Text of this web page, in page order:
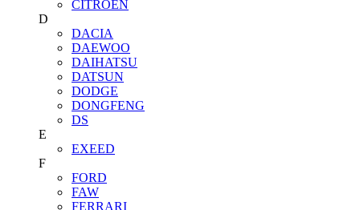
CITROEN
D
DACIA
DAEWOO
DAIHATSU
DATSUN
DODGE
DONGFENG
DS
E
EXEED
F
FORD
FAW
FERRARI